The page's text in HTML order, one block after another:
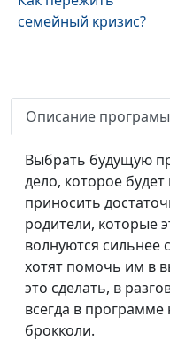
семейный кризис?
Как передать
подростку свои
ценности
Воспитание
Описание програмы
Выбрать будущую
дело, которое
приносить
родители, которые
волнуются сильнее
хотят помочь им в
это сделать, в
всегда в
брокколи.